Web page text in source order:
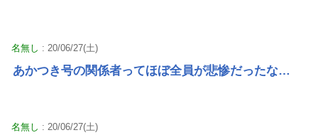
名無し : 20/06/27(土)
あかつき号の関係者ってほぼ全員が悲惨だったな…
名無し : 20/06/27(土)